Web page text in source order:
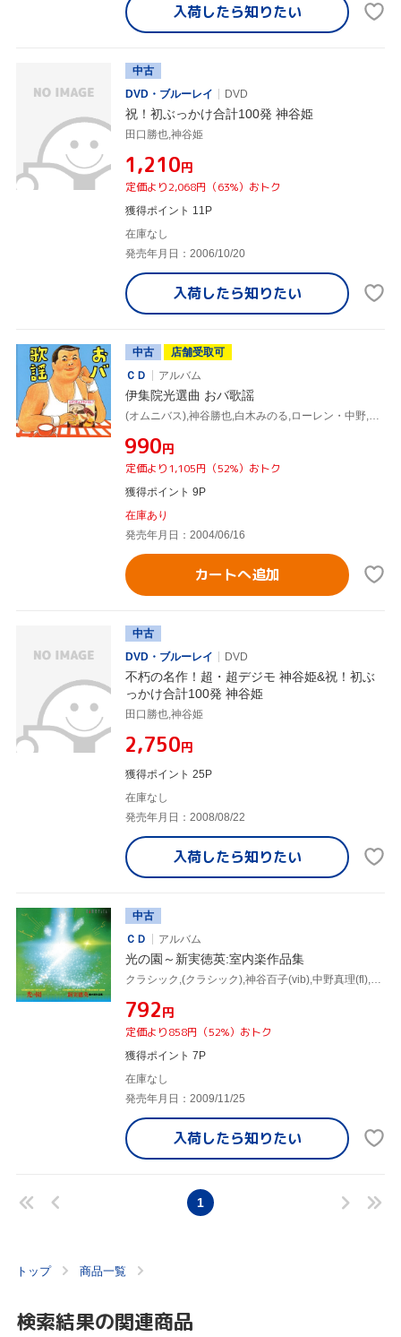
入荷したら知りたい
中古
DVD・ブルーレイ
DVD
祝！初ぶっかけ合計100発 神谷姫
田口勝也,神谷姫
¥1,210円
定価より2,068円（63%）おトク
獲得ポイント 11P
在庫なし
発売年月日：2006/10/20
入荷したら知りたい
中古
店舗受取可
ＣＤ
アルバム
伊集院光選曲 おバ歌謡
¥990円
定価より1,105円（52%）おトク
獲得ポイント 9P
在庫あり
発売年月日：2004/06/16
カートへ追加
中古
DVD・ブルーレイ
DVD
不朽の名作！超・超デジモ 神谷姫&祝！初ぶ
っかけ合計100発 神谷姫
田口勝也,神谷姫
¥2,750円
獲得ポイント 25P
在庫なし
発売年月日：2008/08/22
入荷したら知りたい
中古
ＣＤ
アルバム
光の園～新実徳英:室内楽作品集
¥792円
定価より858円（52%）おトク
獲得ポイント 7P
在庫なし
発売年月日：2009/11/25
入荷したら知りたい
1
トップ 商品一覧
検索結果の関連商品